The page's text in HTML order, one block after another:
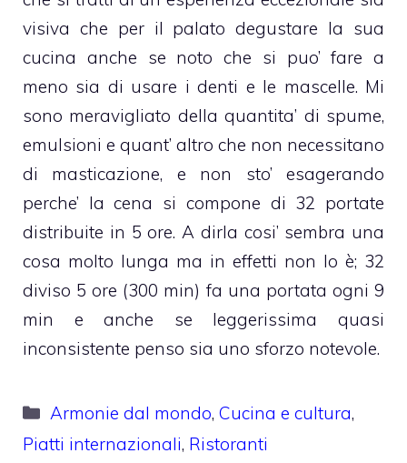
visiva che per il palato degustare la sua
cucina anche se noto che si puo’ fare a
meno sia di usare i denti e le mascelle. Mi
sono meravigliato della quantita’ di spume,
emulsioni e quant’ altro che non necessitano
di masticazione, e non sto’ esagerando
perche’ la cena si compone di 32 portate
distribuite in 5 ore. A dirla cosi’ sembra una
cosa molto lunga ma in effetti non lo è; 32
diviso 5 ore (300 min) fa una portata ogni 9
min e anche se leggerissima quasi
inconsistente penso sia uno sforzo notevole.
Categorie
Armonie dal mondo,Cucina e cultura,
Piatti internazionali, Ristoranti